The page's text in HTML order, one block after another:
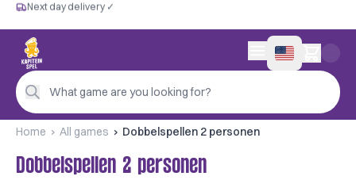
Free from €60
Next day delivery ✓
Personal advice
4,9/5 —
Next day delivery ✓
What game are you looking for?
0 items in cart
Home All games Dobbelspellen 2 personen
Dobbelspellen 2 personen